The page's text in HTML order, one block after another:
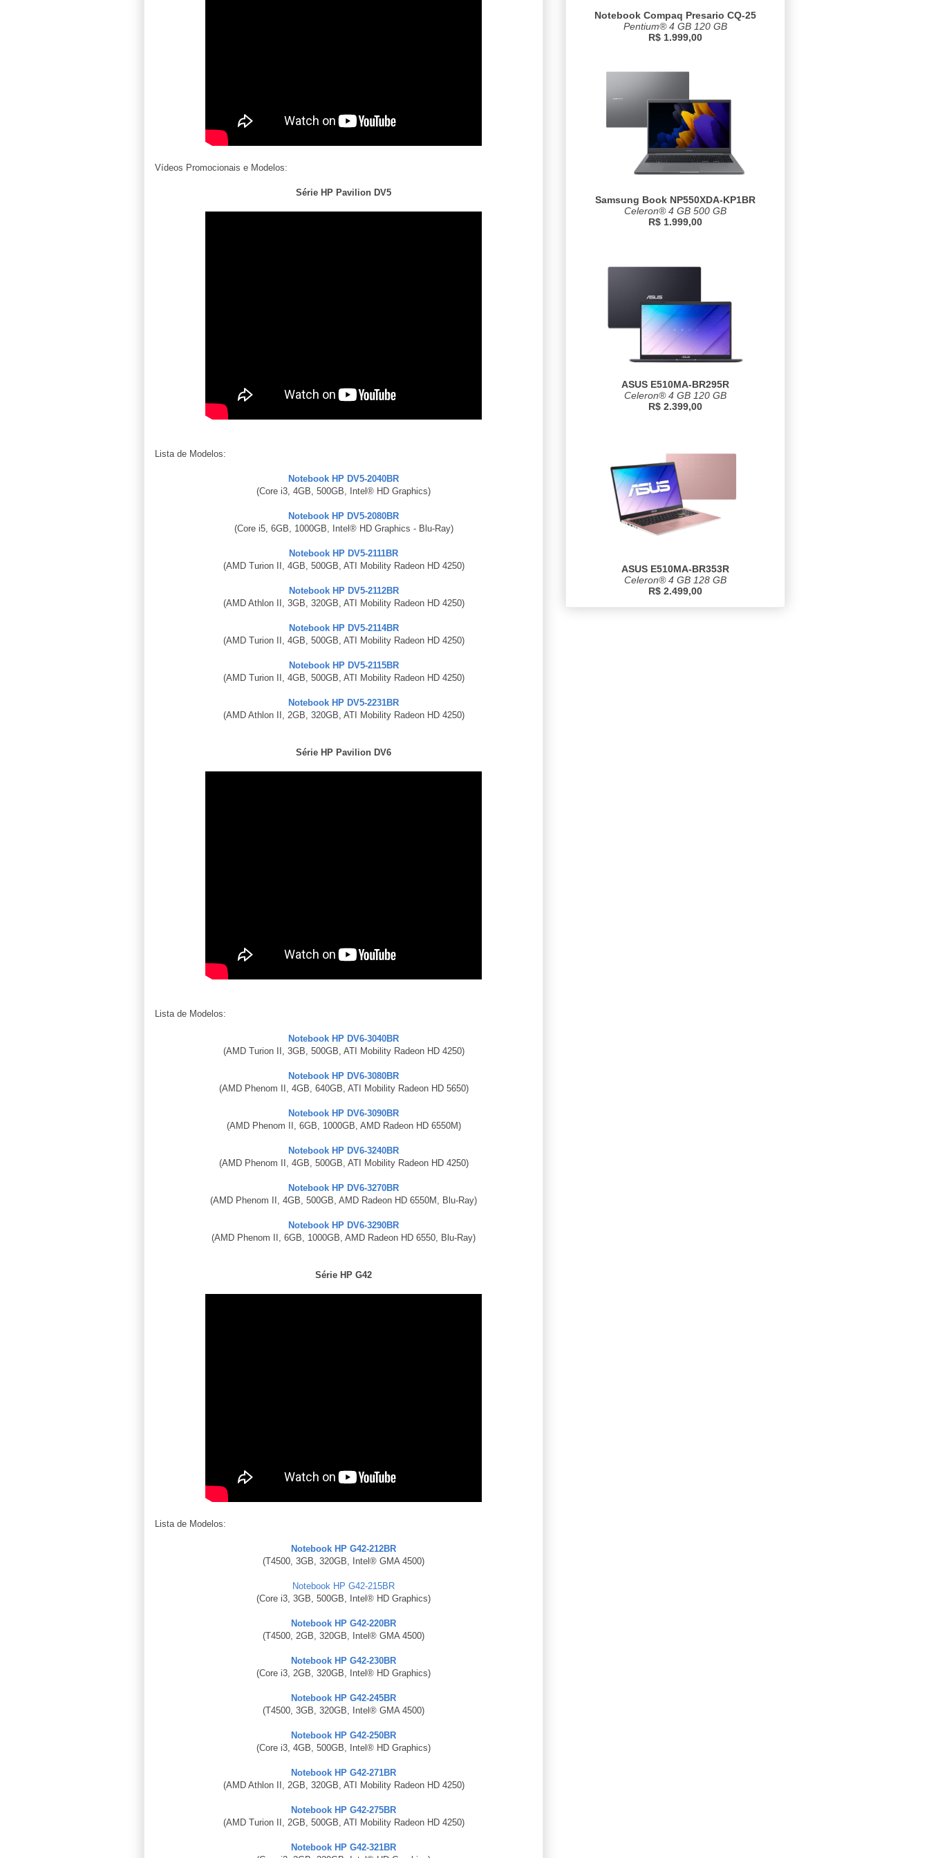
Vídeos Promocionais e Modelos:
Série HP Pavilion DV5
Lista de Modelos:
Notebook HP DV5-2040BR
(Core i3, 4GB, 500GB, Intel® HD Graphics)
Notebook HP DV5-2080BR
(Core i5, 6GB, 1000GB, Intel® HD Graphics - Blu-Ray)
Notebook HP DV5-2111BR
(AMD Turion II, 4GB, 500GB, ATI Mobility Radeon HD 4250)
Notebook HP DV5-2112BR
(AMD Athlon II, 3GB, 320GB, ATI Mobility Radeon HD 4250)
Notebook HP DV5-2114BR
(AMD Turion II, 4GB, 500GB, ATI Mobility Radeon HD 4250)
Notebook HP DV5-2115BR
(AMD Turion II, 4GB, 500GB, ATI Mobility Radeon HD 4250)
Notebook HP DV5-2231BR
(AMD Athlon II, 2GB, 320GB, ATI Mobility Radeon HD 4250)
Série HP Pavilion DV6
Lista de Modelos:
Notebook HP DV6-3040BR
(AMD Turion II, 3GB, 500GB, ATI Mobility Radeon HD 4250)
Notebook HP DV6-3080BR
(AMD Phenom II, 4GB, 640GB, ATI Mobility Radeon HD 5650)
Notebook HP DV6-3090BR
(AMD Phenom II, 6GB, 1000GB, AMD Radeon HD 6550M)
Notebook HP DV6-3240BR
(AMD Phenom II, 4GB, 500GB, ATI Mobility Radeon HD 4250)
Notebook HP DV6-3270BR
(AMD Phenom II, 4GB, 500GB, AMD Radeon HD 6550M, Blu-Ray)
Notebook HP DV6-3290BR
(AMD Phenom II, 6GB, 1000GB, AMD Radeon HD 6550, Blu-Ray)
Série HP G42
Lista de Modelos:
Notebook HP G42-212BR
(T4500, 3GB, 320GB, Intel® GMA 4500)
Notebook HP G42-215BR
(Core i3, 3GB, 500GB, Intel® HD Graphics)
Notebook HP G42-220BR
(T4500, 2GB, 320GB, Intel® GMA 4500)
Notebook HP G42-230BR
(Core i3, 2GB, 320GB, Intel® HD Graphics)
Notebook HP G42-245BR
(T4500, 3GB, 320GB, Intel® GMA 4500)
Notebook HP G42-250BR
(Core i3, 4GB, 500GB, Intel® HD Graphics)
Notebook HP G42-271BR
(AMD Athlon II, 2GB, 320GB, ATI Mobility Radeon HD 4250)
Notebook HP G42-275BR
(AMD Turion II, 2GB, 500GB, ATI Mobility Radeon HD 4250)
Notebook HP G42-321BR
Notebook Compaq Presario CQ-25
Pentium® 4 GB 120 GB
R$ 1.999,00
Samsung Book NP550XDA-KP1BR
Celeron® 4 GB 500 GB
R$ 1.999,00
ASUS E510MA-BR295R
Celeron® 4 GB 120 GB
R$ 2.399,00
ASUS E510MA-BR353R
Celeron® 4 GB 128 GB
R$ 2.499,00